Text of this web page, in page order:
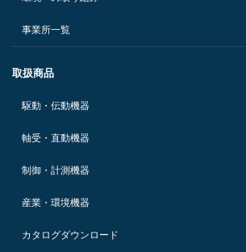
事業所一覧
取扱商品
駆動・伝動機器
軸受・直動機器
制御・計測機器
産業・環境機器
カタログダウンロード